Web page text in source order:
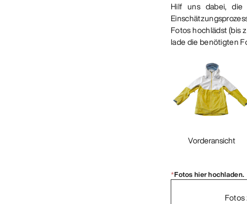
Hilf uns dabei,
Fotos hochlädst (bis
lade die benötigten
Vorderansicht
*Fotos hier hochladen.